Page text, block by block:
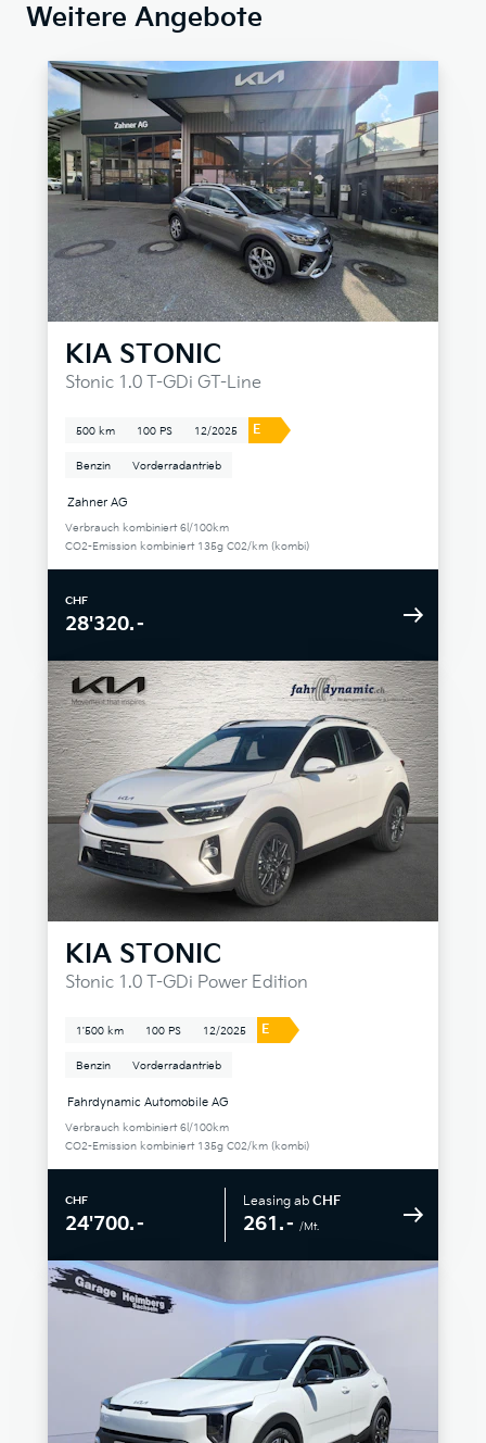
Weitere Angebote
KIA STONIC
Stonic 1.0 T-GDi GT-Line
500 km 100 PS 12/2025 E
Benzin Vorderradantrieb
Zahner AG
Verbrauch kombiniert 6l/100km
CO2-Emission kombiniert 135g C02/km (kombi)
CHF
28'320.–
KIA STONIC
Stonic 1.0 T-GDi Power Edition
1'500 km 100 PS 12/2025 E
Benzin Vorderradantrieb
Fahrdynamic Automobile AG
Verbrauch kombiniert 6l/100km
CO2-Emission kombiniert 135g C02/km (kombi)
CHF
24'700.–
Leasing ab CHF
261.– /Mt.